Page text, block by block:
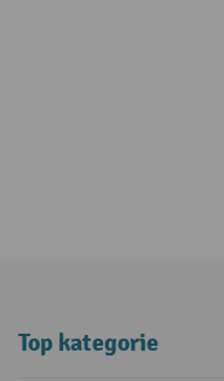
Top kategorie